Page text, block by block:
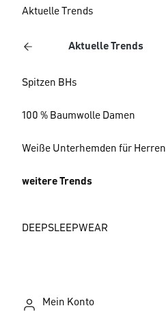
Aktuelle Trends
Aktuelle Trends
Spitzen BHs
100 % Baumwolle Damen
Weiße Unterhemden für Herren
weitere Trends
DEEPSLEEPWEAR
Mein Konto